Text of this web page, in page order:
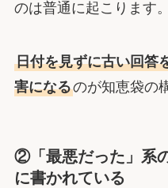
のは普通に起こります。
日付を見ずに古い回答
害になるのが知恵袋の
②「最悪だった」系
に書かれている